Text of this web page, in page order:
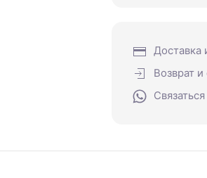
Доставка
Возврат